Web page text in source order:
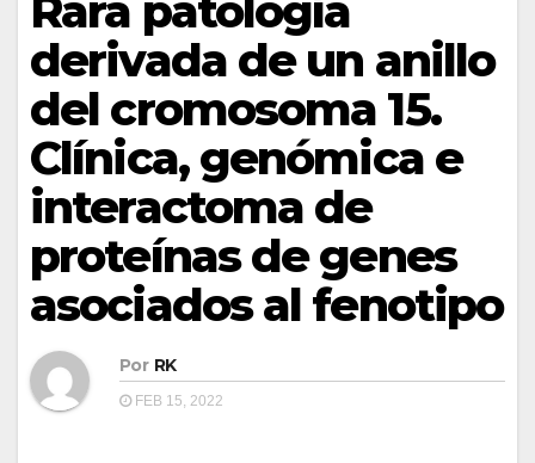
derivada de un anillo
del cromosoma 15.
Clínica, genómica e
interactoma de
proteínas de genes
asociados al fenotipo
Por RK
FEB 15, 2022